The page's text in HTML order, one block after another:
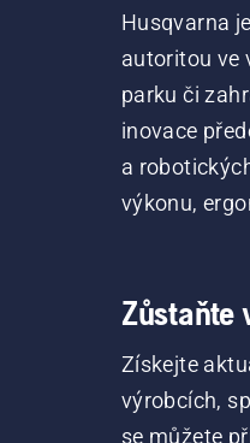
Husqvarna
autoritou ve
parku či
inovace
a
výkonu,
Zůstaňte
Získejte
výrobcích,
se můžete